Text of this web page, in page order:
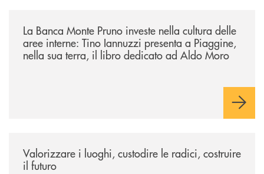
La Banca Monte Pruno investe nella cultura delle
aree interne: Tino Iannuzzi presenta a Piaggine,
nella sua terra, il libro dedicato ad Aldo Moro
Valorizzare i luoghi, custodire le radici, costruire
il futuro